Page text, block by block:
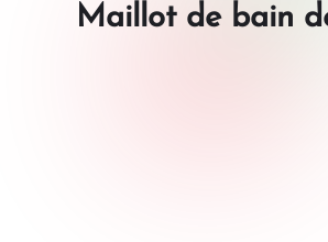
Maillot de bain